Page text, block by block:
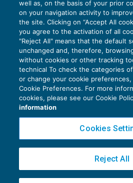
L’obbligo di disclosure
con quello della società in una
resta (dovendosene
origine e portata), ma viene
Statuto o il consiglio con
possono stabilire condizioni,
ulteriori in relazione alla
consiliare per il caso in cui
portatore di un interesse in una
operazione», così da
ex ante”
“delimitazione”) della presenza
27 Luglio 2026
di Diego BarberieStefano
Privacy
Cookie
Copyright 2016 ©Gruppo
Piazza Luigi Einaudi, 10N01 - 20124
well as, on the basis of your prior
on your navigation activity to
the site. Clicking on “Accept All
you agree to the activation of all
"Reject All" means that the default
unchanged and, therefore,
without cookies or other tracking
technical To check the categories
or change your cookie preferences,
Cookie Preferences. For more
cookies, please see our Cookie
information
Cookies
Reject All